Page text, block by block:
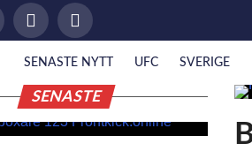
SENASTE NYTT UFC SVERIGE
SENASTE